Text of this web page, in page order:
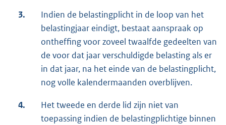
3.
Indien de belastingplicht in de loop van het
belastingjaar eindigt, bestaat aanspraak op
ontheffing voor zoveel twaalfde gedeelten van
de voor dat jaar verschuldigde belasting als er
in dat jaar, na het einde van de belastingplicht,
nog volle kalendermaanden overblijven.
4.
Het tweede en derde lid zijn niet van
toepassing indien de belastingplichtige binnen